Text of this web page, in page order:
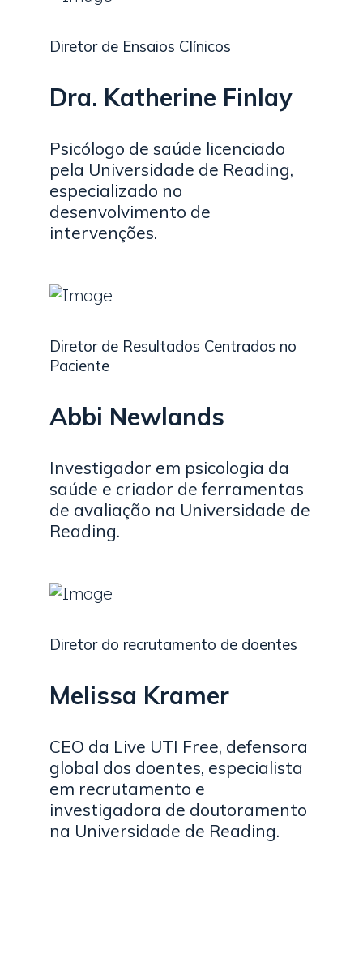
Diretor de Ensaios Clínicos
Dra. Katherine Finlay
Psicólogo de saúde licenciado
pela Universidade de Reading,
especializado no
desenvolvimento de
intervenções.
Diretor de Resultados Centrados no
Paciente
Abbi Newlands
Investigador em psicologia da
saúde e criador de ferramentas
de avaliação na Universidade de
Reading.
Diretor do recrutamento de doentes
Melissa Kramer
CEO da Live UTI Free, defensora
global dos doentes, especialista
em recrutamento e
investigadora de doutoramento
na Universidade de Reading.